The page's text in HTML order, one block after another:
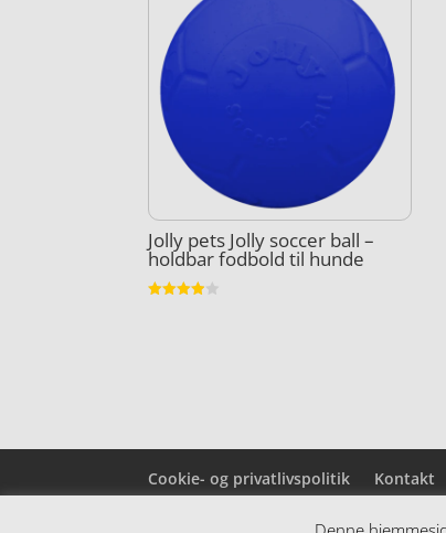
Jolly pets Jolly soccer ball –
holdbar fodbold til hunde
Cookie- og privatlivspolitik Kontakt